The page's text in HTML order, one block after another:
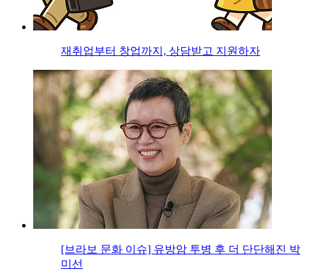
재취업부터 창업까지, 상담받고 지원하자
[브라보 문화 이슈] 유방암 투병 후 더 단단해진 박
미선